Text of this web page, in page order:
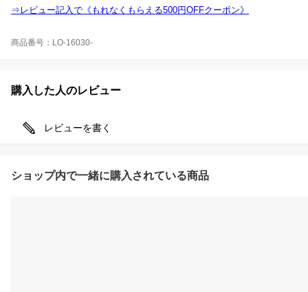
⇒レビュー記入で《もれなくもらえる500円OFFクーポン》
商品番号：LO-16030-
購入した人のレビュー
レビューを書く
ショップ内で一緒に購入されている商品